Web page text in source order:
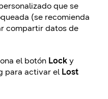
que se
(se recomienda
compartir datos de
el botón Lock y
para activar el Lost